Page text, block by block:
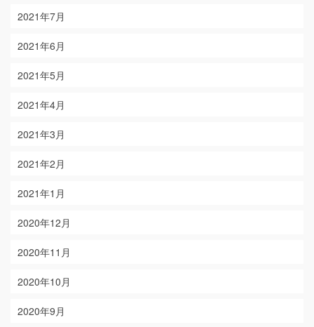
2021年7月
2021年6月
2021年5月
2021年4月
2021年3月
2021年2月
2021年1月
2020年12月
2020年11月
2020年10月
2020年9月